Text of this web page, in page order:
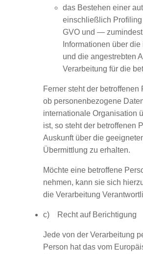
das Bestehen einer
einschließlich
GVO und —
Informationen über
und die angestrebten
Verarbeitung für die
Ferner steht der
ob personenbezogene
internationale Organisation
ist, so steht der betroffenen
Auskunft über die
Übermittlung zu erhalten.
Möchte eine betroffene
nehmen, kann sie sich
die Verarbeitung
c) Recht auf Berichtigung
Jede von der Verarbeitung
Person hat das vom